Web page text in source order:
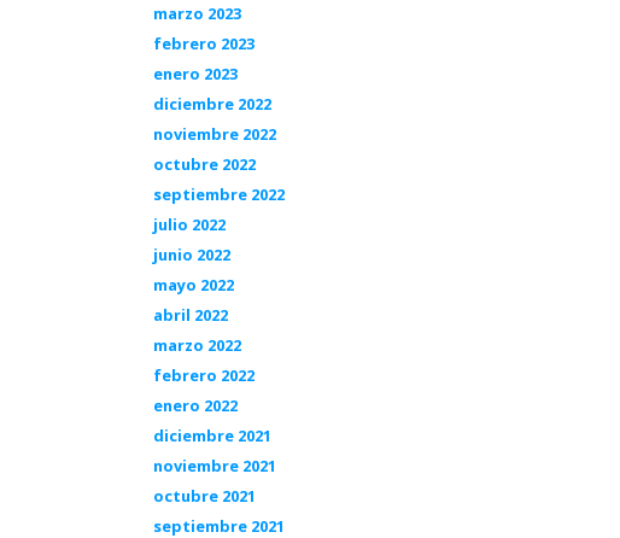
marzo 2023
febrero 2023
enero 2023
diciembre 2022
noviembre 2022
octubre 2022
septiembre 2022
julio 2022
junio 2022
mayo 2022
abril 2022
marzo 2022
febrero 2022
enero 2022
diciembre 2021
noviembre 2021
octubre 2021
septiembre 2021